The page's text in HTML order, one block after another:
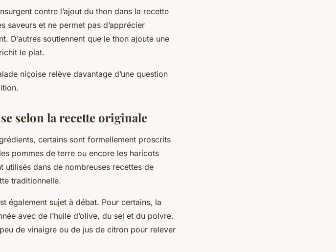
contre l’ajout du thon dans la recette
saveurs et ne permet pas d’apprécier
D’autres soutiennent que le thon ajoute une
le plat.
niçoise relève davantage d’une question
selon la recette originale
certains sont formellement proscrits
pommes de terre ou encore les haricots
utilisés dans de nombreuses recettes de
traditionnelle.
également sujet à débat. Pour certains, la
avec de l’huile d’olive, du sel et du poivre.
de vinaigre ou de jus de citron pour relever